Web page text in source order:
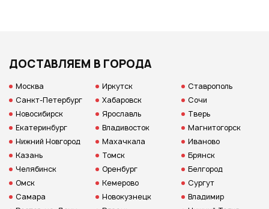
ДОСТАВЛЯЕМ В ГОРОДА
Москва
Санкт-Петербург
Новосибирск
Екатеринбург
Нижний Новгород
Казань
Челябинск
Омск
Самара
Иркутск
Хабаровск
Ярославль
Владивосток
Махачкала
Томск
Оренбург
Кемерово
Новокузнецк
Ставрополь
Сочи
Тверь
Магнитогорск
Иваново
Брянск
Белгород
Сургут
Владимир